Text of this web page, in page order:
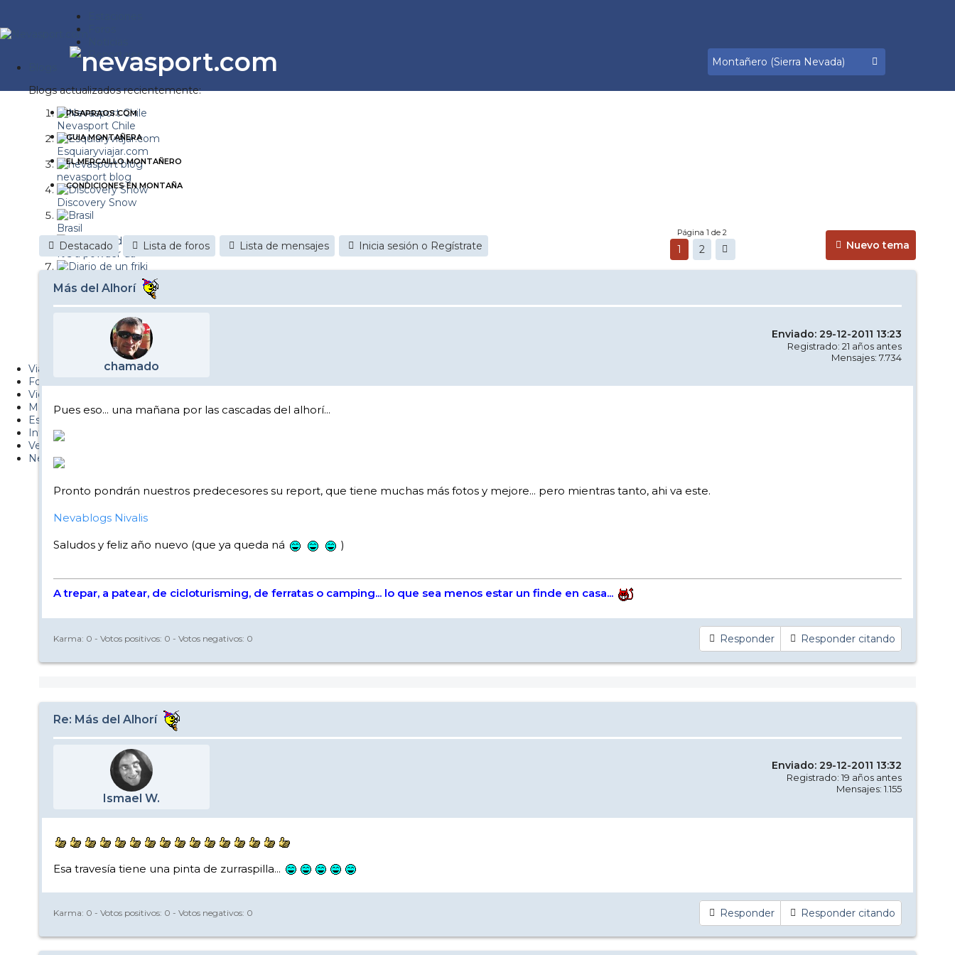
Reportajes
Blogs actualizados recientemente:
Nevasport Chile
Esquiaryviajar.com
nevasport blog
Discovery Snow
Brasil
It's a powder da
Revista NIX
Metiendo Cantos
PUCAF - Blog
Viajes
Fotos
Videos
Material
Esquí Pro
Infonieve
Verano
Nevalog
PISAPRAOS.COM
GUIA MONTAÑERA
EL MERCAILLO MONTAÑERO
CONDICIONES EN MONTAÑA
Nuevo tema
Destacado Lista de foros Lista de mensajes Inicia sesión o Regístrate
Página 1 de 2
1 2
Más del Alhorí
chamado
Enviado: 29-12-2011 13:23
Registrado: 21 años antes
Mensajes: 7.734
Pues eso... una mañana por las cascadas del alhorí...
Pronto pondrán nuestros predecesores su report, que tiene muchas más fotos y mejore... pero mientras tanto, ahi va este.
Nevablogs Nivalis
Saludos y feliz año nuevo (que ya queda ná
)
A trepar, a patear, de cicloturisming, de ferratas o camping... lo que sea menos estar un finde en casa...
Responder Responder citando
Karma: 0 - Votos positivos: 0 - Votos negativos: 0
Re: Más del Alhorí
Ismael W.
Enviado: 29-12-2011 13:32
Registrado: 19 años antes
Mensajes: 1.155
Esa travesía tiene una pinta de zurraspilla...
Responder Responder citando
Karma: 0 - Votos positivos: 0 - Votos negativos: 0